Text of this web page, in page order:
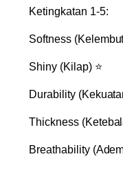
Ketingkatan 1-5:
Softness
Shiny (Kilap) ⭐
Durability
Thickness
Breathability (Adem)